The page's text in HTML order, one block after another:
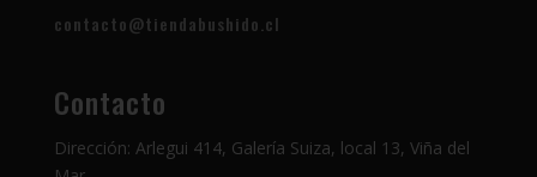
contacto@tiendabushido.cl
Contacto
Dirección: Arlegui 414, Galería Suiza, local 13, Viña del